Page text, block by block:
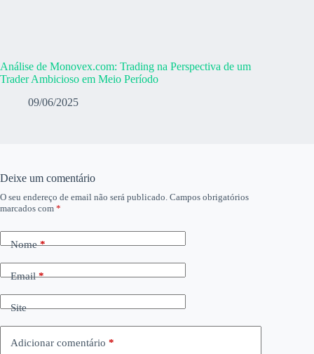
Análise de Monovex.com: Trading na Perspectiva de um
Trader Ambicioso em Meio Período
09/06/2025
Deixe um comentário
O seu endereço de email não será publicado. Campos obrigatórios
marcados com *
Nome*
Email*
Site
Adicionar comentário *